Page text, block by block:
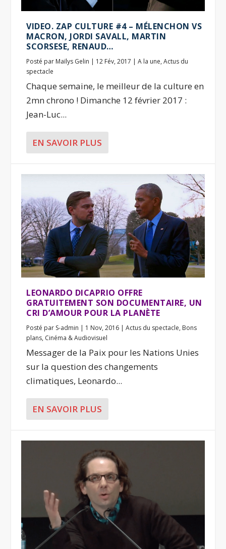
VIDEO. ZAP CULTURE #4 – MÉLENCHON VS
MACRON, JORDI SAVALL, MARTIN
SCORSESE, RENAUD…
Posté par Maïlys Gelin | 12 Fév, 2017 |A la une,Actus du
spectacle
Chaque semaine, le meilleur de la culture en
2mn chrono ! Dimanche 12 février 2017 :
Jean-Luc...
EN SAVOIR PLUS
LEONARDO DICAPRIO OFFRE
GRATUITEMENT SON DOCUMENTAIRE, UN
CRI D’AMOUR POUR LA PLANÈTE
Posté par S-admin | 1 Nov, 2016 |Actus du spectacle, Bons
plans, Cinéma & Audiovisuel
Messager de la Paix pour les Nations Unies
sur la question des changements
climatiques, Leonardo...
EN SAVOIR PLUS